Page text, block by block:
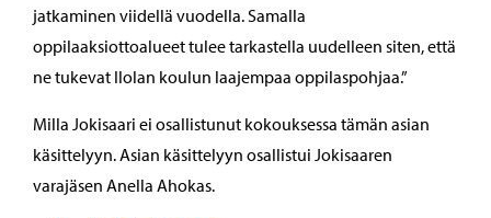
jatkaminen viidellä vuodella. Samalla
oppilaaksiottoalueet tulee tarkastella uudelleen siten, että
ne tukevat Ilolan koulun laajempaa oppilaspohjaa.”
Milla Jokisaari ei osallistunut kokouksessa tämän asian
käsittelyyn. Asian käsittelyyn osallistui Jokisaaren
varajäsen Anella Ahokas.